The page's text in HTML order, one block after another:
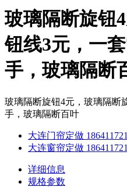
玻璃隔断旋钮
钮线3元，一
手，玻璃隔断
玻璃隔断旋钮4元，玻璃隔断
手，玻璃隔断百叶
大连门帘定做
大连窗帘定做
详细信息
规格参数